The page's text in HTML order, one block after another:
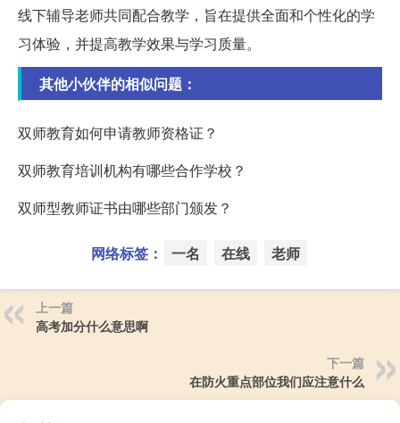
线下辅导老师共同配合教学，旨在提供全面和个性化的学
习体验，并提高教学效果与学习质量。
其他小伙伴的相似问题：
双师教育如何申请教师资格证？
双师教育培训机构有哪些合作学校？
双师型教师证书由哪些部门颁发？
网络标签： 一名 在线 老师
上一篇
高考加分什么意思啊
下一篇
在防火重点部位我们应注意什么